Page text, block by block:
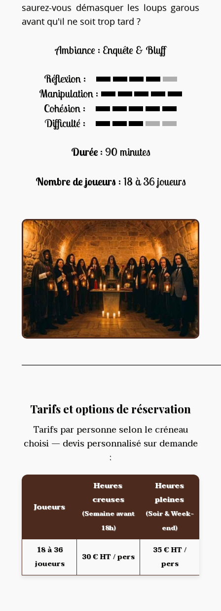
saurez-vous démasquer les loups garous
avant qu'il ne soit trop tard ?
Ambiance : Enquête & Bluff
Réflexion :
Manipulation :
Cohésion :
Difficulté :
Durée: 90 minutes
Nombre de joueurs: 18 à 36 joueurs
Tarifs et options de réservation
Tarifs par personne selon le créneau
choisi — devis personnalisé sur demande
:
Joueurs
Heures
creuses
(Semaine avant
18h)
Heures
pleines
(Soir & Week-
end)
18 à 36
joueurs
30 € HT / pers
35 € HT /
pers